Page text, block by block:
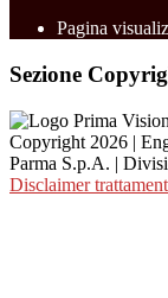
Pagina
Sezione
Copyright 2026 |
Parma S.p.A. |
Disclaimer